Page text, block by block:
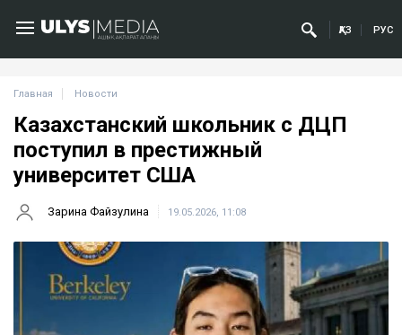
ҚАЗ РУС
Главная Новости
Казахстанский школьник с ДЦП
поступил в престижный
университет США
Зарина Файзулина 19.05.2026, 11:08